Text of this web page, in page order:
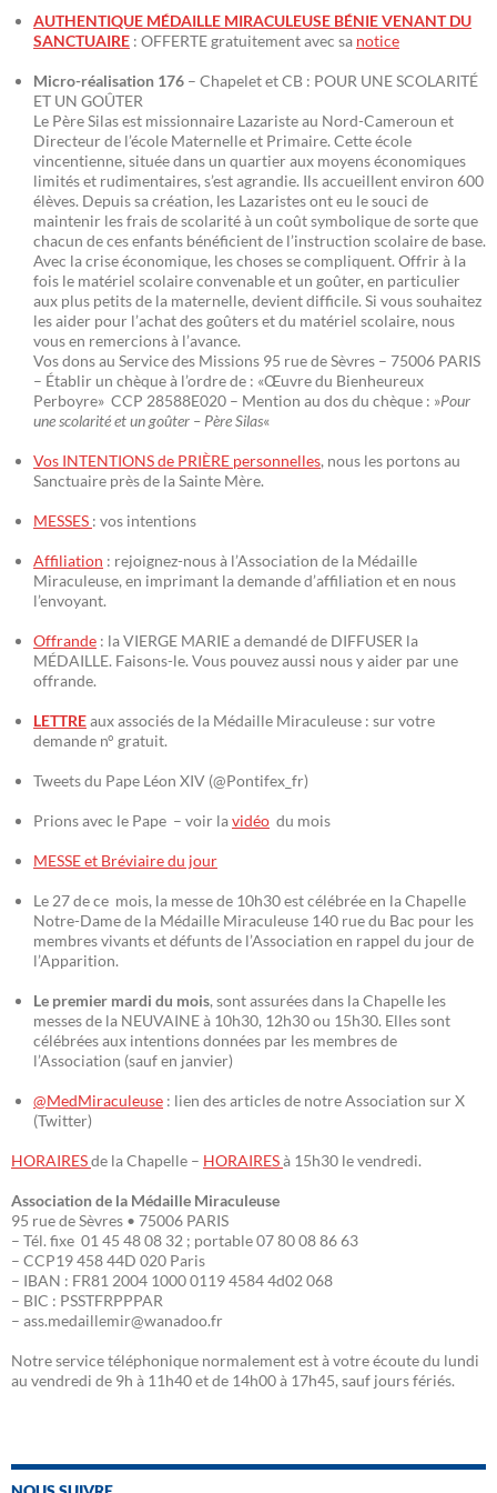
AUTHENTIQUE MÉDAILLE MIRACULEUSE BÉNIE VENANT DU
SANCTUAIRE : OFFERTE gratuitement avec sa notice
Micro-réalisation 176 – Chapelet et CB : POUR UNE SCOLARITÉ
ET UN GOÛTER
Le Père Silas est missionnaire Lazariste au Nord-Cameroun et
Directeur de l’école Maternelle et Primaire. Cette école
vincentienne, située dans un quartier aux moyens économiques
limités et rudimentaires, s’est agrandie. Ils accueillent environ 600
élèves. Depuis sa création, les Lazaristes ont eu le souci de
maintenir les frais de scolarité à un coût symbolique de sorte que
chacun de ces enfants bénéficient de l’instruction scolaire de base.
Avec la crise économique, les choses se compliquent. Offrir à la
fois le matériel scolaire convenable et un goûter, en particulier
aux plus petits de la maternelle, devient difficile. Si vous souhaitez
les aider pour l’achat des goûters et du matériel scolaire, nous
vous en remercions à l’avance.
Vos dons au Service des Missions 95 rue de Sèvres – 75006 PARIS
– Établir un chèque à l’ordre de : «Œuvre du Bienheureux
Perboyre» CCP 28588E020 – Mention au dos du chèque : »Pour
une scolarité et un goûter – Père Silas«
Vos INTENTIONS de PRIÈRE personnelles, nous les portons au
Sanctuaire près de la Sainte Mère.
MESSES : vos intentions
Affiliation : rejoignez-nous à l’Association de la Médaille
Miraculeuse, en imprimant la demande d’affiliation et en nous
l’envoyant.
Offrande : la VIERGE MARIE a demandé de DIFFUSER la
MÉDAILLE. Faisons-le. Vous pouvez aussi nous y aider par une
offrande.
LETTREaux associés de la Médaille Miraculeuse : sur votre
demande n° gratuit.
Tweets du Pape Léon XIV (@Pontifex_fr)
Prions avec le Pape – voir lavidéo du mois
MESSE et Bréviaire du jour
Le 27 de ce mois, la messe de 10h30 est célébrée en la Chapelle
Notre-Dame de la Médaille Miraculeuse 140 rue du Bac pour les
membres vivants et défunts de l’Association en rappel du jour de
l’Apparition.
Le premier mardi du mois, sont assurées dans la Chapelle les
messes de la NEUVAINE à 10h30, 12h30 ou 15h30. Elles sont
célébrées aux intentions données par les membres de
l’Association (sauf en janvier)
@MedMiraculeuse : lien des articles de notre Association sur X
(Twitter)
HORAIRESde la Chapelle – HORAIRESà 15h30 le vendredi.
Association de la Médaille Miraculeuse
95 rue de Sèvres • 75006 PARIS
– Tél. fixe 01 45 48 08 32 ; portable 07 80 08 86 63
– CCP19 458 44D 020 Paris
– IBAN : FR81 2004 1000 0119 4584 4d02 068
– BIC : PSSTFRPPPAR
– ass.medaillemir@wanadoo.fr
Notre service téléphonique normalement est à votre écoute du lundi
au vendredi de 9h à 11h40 et de 14h00 à 17h45, sauf jours fériés.